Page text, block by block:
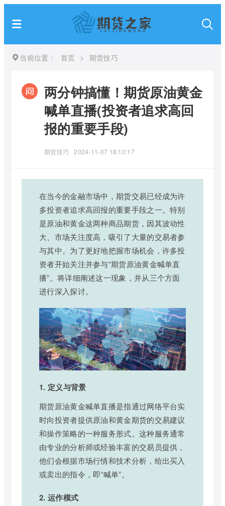
当前位置： 首页 > 期货技巧
两分钟搞懂！期货原油黄金
喊单直播(投资者追求高回
报的重要手段)
期货技巧 2024-11-07 18:10:17
在当今的金融市场中，期货交易已经成为许
多投资者追求高回报的重要手段之一。特别
是原油和黄金这两种商品期货，因其波动性
大、市场关注度高，吸引了大量的交易者参
与其中。为了更好地把握市场机会，许多投
资者开始关注并参与“期货原油黄金喊单直
播”。将详细阐述这一现象，并从三个方面
进行深入探讨。
1. 定义与背景
期货原油黄金喊单直播是指通过网络平台实
时向投资者提供原油和黄金期货的交易建议
和操作策略的一种服务形式。这种服务通常
由专业的分析师或经验丰富的交易员提供，
他们会根据市场行情和技术分析，给出买入
或卖出的指令，即“喊单”。
2. 运作模式